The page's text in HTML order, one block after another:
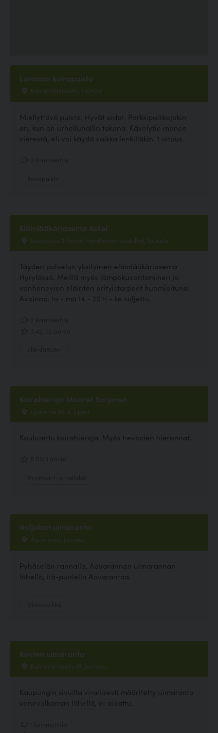
Loimaan koirapuisto
Kaunismäenkatu , Loimaa
Miellyttävä puisto. Hyvät aidat. Parkkipaikkojakin
on, kun on urheiluhallin takana. Kävelytie menee
vierestä, eli voi käydä vaikka lenkilläkin. 1 aitaus.
Eläinlääkäriasema Askel
Kauppatie 2 (käynti Hyryläntien puolelta), Tuusula
Täyden palvelun yksityinen eläinlääkäriasema
Hyrylässä. Meillä myös lämpökuvantaminen ja
vanhenevien eläinten erityistarpeet huomioituna.
Avoinna: to - ma 14 - 20 ti - ke suljettu.
Koirahieroja Maaret Sorjonen
Liperintie 98 d, Liperi
Koulutettu koirahieroja. Myös hevosten hieronnat.
Noljakan uimaranta
Aavaranta, Joensuu
Pyhäselän rannalla, Aavarannan uimarannan
lähellä, itä-puolella Aavarantaa.
Koirien uimaranta
Kaislarannantie 19, Joensuu
Kaupungin sivuilla virallisesti määritetty uimaranta
venevalkaman lähellä, ei aidattu.